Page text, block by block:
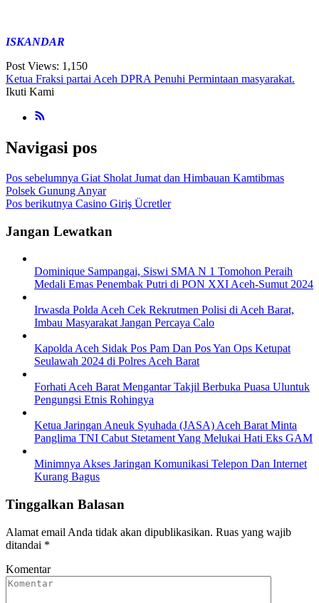
ISKANDAR
Post Views: 1,150
Ketua Fraksi partai Aceh DPRA Penuhi Permintaan masyarakat.
Ikuti Kami
Navigasi pos
Pos sebelumnya Giat Sholat Jumat dan Himbauan Kamtibmas
Polsek Gunung Anyar
Pos berikutnya Casino Giriş Ücretler
Jangan Lewatkan
Dominique Sampangai, Siswi SMA N 1 Tomohon Peraih
Medali Emas Penembak Putri di PON XXI Aceh-Sumut 2024
Irwasda Polda Aceh Cek Rekrutmen Polisi di Aceh Barat,
Imbau Masyarakat Jangan Percaya Calo
Kapolda Aceh Sidak Pos Pam Dan Pos Yan Ops Ketupat
Seulawah 2024 di Polres Aceh Barat
Forhati Aceh Barat Mengantar Takjil Berbuka Puasa Uluntuk
Pengungsi Etnis Rohingya
Ketua Jaringan Aneuk Syuhada (JASA) Aceh Barat Minta
Panglima TNI Cabut Stetament Yang Melukai Hati Eks GAM
Minimnya Akses Jaringan Komunikasi Telepon Dan Internet
Kurang Bagus
Tinggalkan Balasan
Alamat email Anda tidak akan dipublikasikan. Ruas yang wajib
ditandai *
Komentar